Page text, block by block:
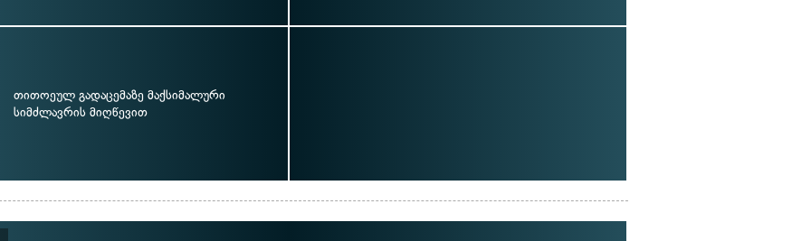
თითოეულ გადაცემაზე მაქსიმალური
სიმძლავრის მიღწევით